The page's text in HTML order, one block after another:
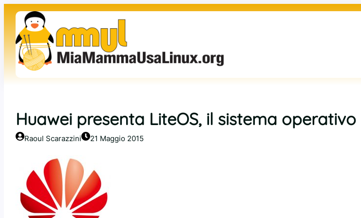
contenuto
Huawei presenta LiteOS, il sistema
Raoul Scarazzini 21 Maggio 2015